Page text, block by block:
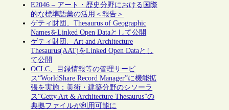
E2046 – アート・歴史分野における国際
的な標準語彙の活用＜報告＞
ゲティ財団、Thesaurus of Geographic
NamesをLinked Open Dataとして公開
ゲティ財団、Art and Architecture
Thesaurus(AAT)をLinked Open Dataとし
て公開
OCLC、目録情報等の管理サービ
ス“WorldShare Record Manager”に機能拡
張を実施：美術・建築分野のシソーラ
ス“Getty Art & Architecture Thesaurus”の
典拠ファイルが利用可能に